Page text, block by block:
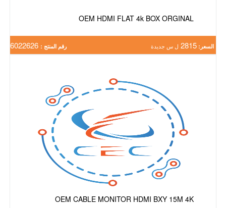
OEM HDMI FLAT 4k BOX ORGINAL
السعر: 2815 ل س جديدة رقم المنتج :
OEM CABLE MONITOR HDMI BXY 15M 4K